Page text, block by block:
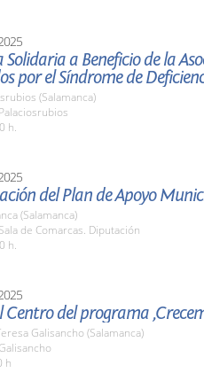
a Beneficio de la
por el Síndrome de
(Salamanca)
h.
del Plan de Apoyo
(Salamanca)
de Comarcas. Diputación
h.
Centro del programa
Galisancho (Salamanca)
h